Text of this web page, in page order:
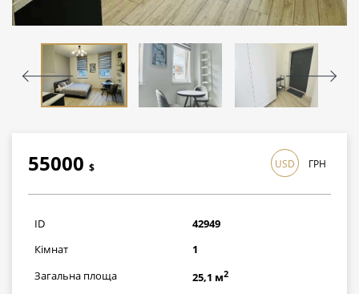
55000 $
1595000грн
USD ГРН
ID
42949
Кімнат
1
Загальна площа
25,1 м2